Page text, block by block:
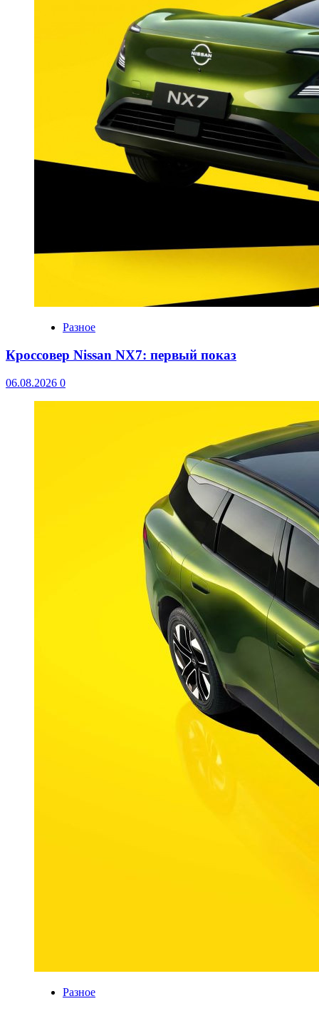
Разное
Кроссовер Nissan NX7: первый показ
06.08.2026 0
Разное